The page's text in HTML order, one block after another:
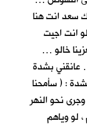
سعد انت هنا
انت اجيت
خالو …
عانقني بشدة
: ( سأمحنا
نحو النهر
لو وياهم